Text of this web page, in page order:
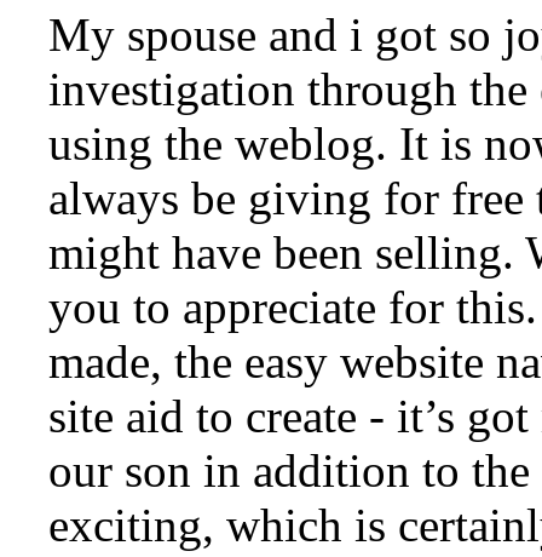
My spouse and i got so
investigation through the
using the weblog. It is
always be giving for free
might have been selling.
you to appreciate for
made, the easy website
site aid to create - it’s
our son in addition to
exciting, which is